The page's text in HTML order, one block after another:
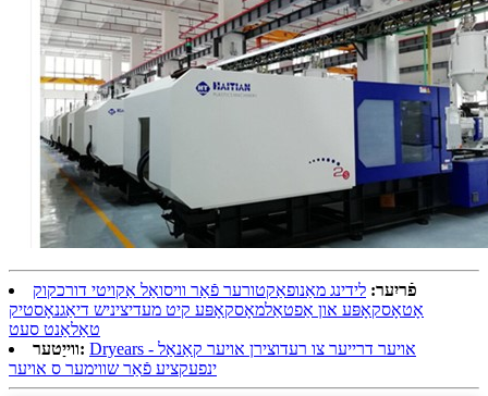
פֿריִער: לידינג מאַנופאַקטורער פֿאַר וויסואַל אַקויטי דורכקוק
אָטאָסקאָפּע און אַפטאַלמאָסקאָפּע קיט מעדיציניש דיאַגנאָסטיק
טאַלאַנט סעט
ווייַטער: Dryears - אויער דרייער צו רעדוצירן אויער קאַנאַל
ינפעקציע פֿאַר שווימער ס אויער